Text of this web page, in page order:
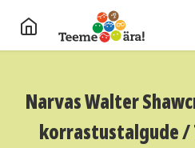
Narvas Walter
korrastustalgude /